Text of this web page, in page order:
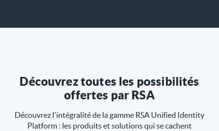
Découvrez toutes les possibilités
offertes par RSA
Découvrez l'intégralité de la gamme RSA Unified Identity
Platform : les produits et solutions qui se cachent